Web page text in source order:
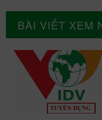
BÀI VIẾT XEM